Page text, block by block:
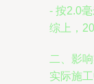
- 按2.0
综上，
二、影
实际施